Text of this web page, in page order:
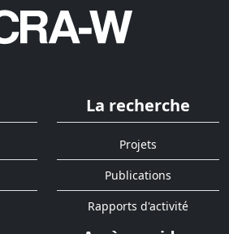
La recherche
Projets
Publications
Rapports d'activité